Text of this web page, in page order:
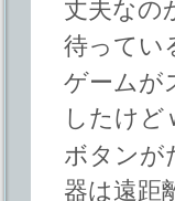
丈夫なの
待ってい
ゲームが
したけど
ボタンが
器は遠距